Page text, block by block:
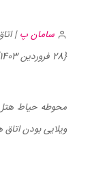
سامان پ|
{28 فروردین 1403}
محوطه حیاط هتل
ویلایی بودن اتاق